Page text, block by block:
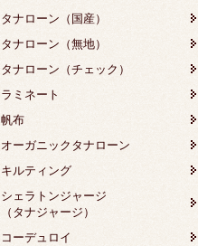
タナローン（国産）
タナローン（無地）
タナローン（チェック）
ラミネート
帆布
オーガニックタナローン
キルティング
シェラトンジャージ
（タナジャージ）
コーデュロイ